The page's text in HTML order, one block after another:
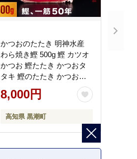
かつおのたたき 明神水産
わら焼き鰹 500g 鰹 カツオ
かつお 鰹たたき かつおタ
タキ 鰹のたたき かつおの
タタキ 藁焼き わら焼き 魚
さかな 海鮮 刺身 お刺身 冷
ご当地 本場 高知 黒潮町 ギ
フト 贈答品 人気 返礼品 ふ
るさと納税 魚介類 高知県
8,000円
高知県 黒潮町